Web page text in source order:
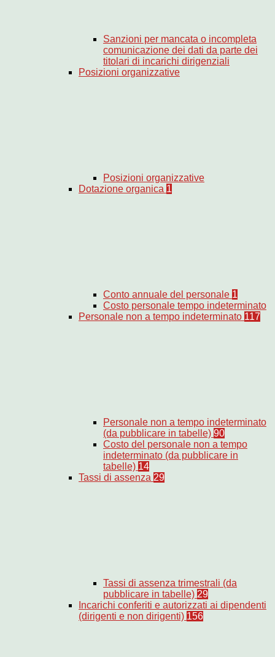
Sanzioni per mancata o incompleta
comunicazione dei dati da parte dei
titolari di incarichi dirigenziali
Posizioni organizzative
Posizioni organizzative
Dotazione organica 1
Conto annuale del personale 1
Costo personale tempo indeterminato
Personale non a tempo indeterminato 117
Personale non a tempo indeterminato
(da pubblicare in tabelle) 90
Costo del personale non a tempo
indeterminato (da pubblicare in
tabelle) 14
Tassi di assenza 29
Tassi di assenza trimestrali (da
pubblicare in tabelle) 29
Incarichi conferiti e autorizzati ai dipendenti
(dirigenti e non dirigenti) 156